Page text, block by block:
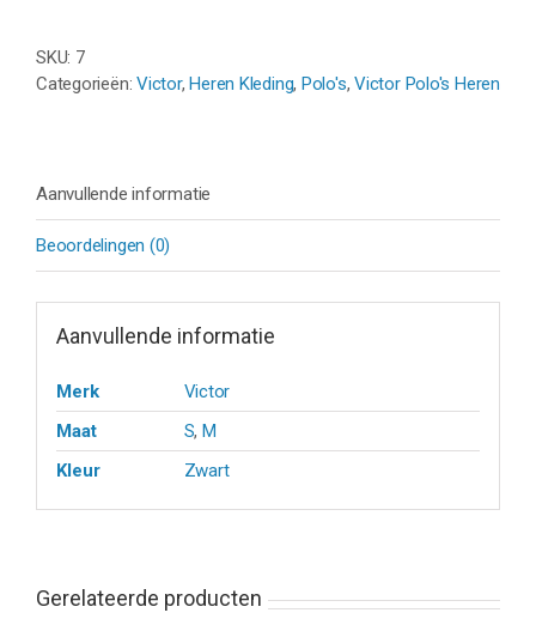
SKU: 7
Categorieën:Victor,Heren Kleding, Polo's,Victor Polo's Heren
Aanvullende informatie
Beoordelingen (0)
Aanvullende informatie
Merk
Victor
Maat
S, M
Kleur
Zwart
Gerelateerde producten